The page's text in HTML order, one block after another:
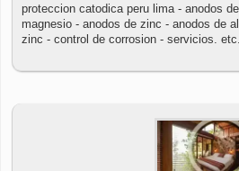
proteccion catodica peru lima - anodos
magnesio - anodos de zinc - anodos de
zinc - control de corrosion - servicios. etc.